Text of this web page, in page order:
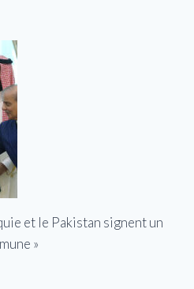
et le Pakistan signent un
»